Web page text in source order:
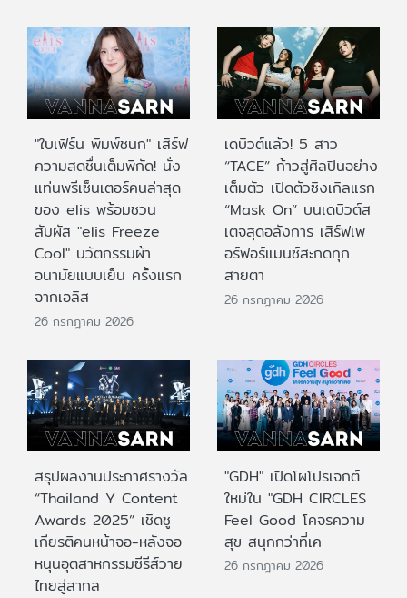
"ใบเฟิร์น พิมพ์ชนก" เสิร์ฟ
ความสดชื่นเต็มพิกัด! นั่ง
แท่นพรีเซ็นเตอร์คนล่าสุด
ของ elis พร้อมชวน
สัมผัส "elis Freeze
Cool" นวัตกรรมผ้า
อนามัยแบบเย็น ครั้งแรก
จากเอลิส
26 กรกฎาคม 2026
เดบิวต์แล้ว! 5 สาว
“TACE” ก้าวสู่ศิลปินอย่าง
เต็มตัว เปิดตัวซิงเกิลแรก
“Mask On” บนเดบิวต์ส
เตจสุดอลังการ เสิร์ฟเพ
อร์ฟอร์แมนซ์สะกดทุก
สายตา
26 กรกฎาคม 2026
สรุปผลงานประกาศรางวัล
“Thailand Y Content
Awards 2025” เชิดชู
เกียรติคนหน้าจอ-หลังจอ
หนุนอุตสาหกรรมซีรีส์วาย
ไทยสู่สากล
"GDH" เปิดโผโปรเจกต์
ใหม่ใน "GDH CIRCLES
Feel Good โคจรความ
สุข สนุกกว่าที่เค
26 กรกฎาคม 2026